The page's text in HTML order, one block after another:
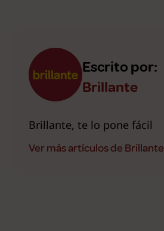
Escrito por:
Brillante
Brillante, te lo pone fácil
Ver más artículos de Brillante